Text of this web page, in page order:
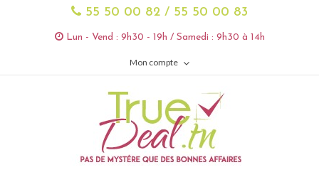
55 50 00 82 / 55 50 00 83
Lun - Vend : 9h30 - 19h / Samedi : 9h30 à 14h
Mon compte